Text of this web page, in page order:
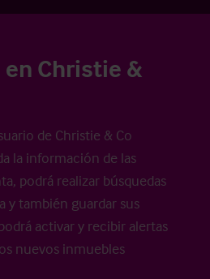
Christie &
de Christie & Co
la información de las
podrá realizar búsquedas
y también guardar sus
activar y recibir alertas
nuevos inmuebles